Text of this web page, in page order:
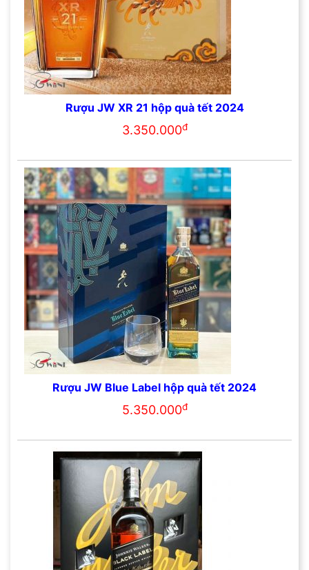
Rượu JW XR 21 hộp quà tết 2024
3.350.000đ
Rượu JW Blue Label hộp quà tết 2024
5.350.000đ